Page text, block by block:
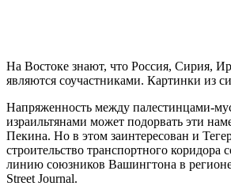
На Востоке знают, что Россия, Сирия,
являются соучастниками. Картинки из
Напряженность между палестинцами-
израильтянами может подорвать эти
Пекина. Но в этом заинтересован и
строительство транспортного коридора
линию союзников Вашингтона в
Street Journal.